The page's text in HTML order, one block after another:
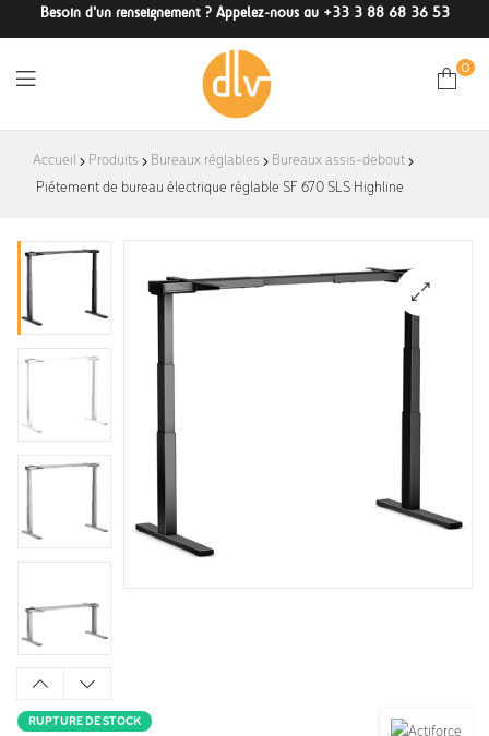
Besoin d'un renseignement ? Appelez-nous au +33 3 88 68 36 53
DLV-
France
0
Accueil Produits Bureaux réglables
Bureaux assis-debout
Piétement de bureau électrique réglable SF 670 SLS Highline
RUPTURE DE STOCK